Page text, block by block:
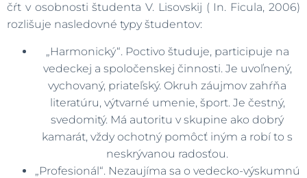
čŕt v osobnosti študenta V. Lisovskij ( In. Ficula, 2006)
rozlišuje nasledovné typy študentov:
„Harmonický“. Poctivo študuje, participuje na
vedeckej a spoločenskej činnosti. Je uvoľnený,
vychovaný, priateľský. Okruh záujmov zahŕňa
literatúru, výtvarné umenie, šport. Je čestný,
svedomitý. Má autoritu v skupine ako dobrý
kamarát, vždy ochotný pomôcť iným a robí to s
neskrývanou radosťou.
„Profesionál“. Nezaujíma sa o vedecko-výskumnú